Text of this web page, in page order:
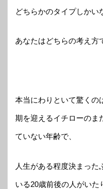
どちらかのタイプしかい
あなたはどちらの考え方
本当にわりといて驚くの
期を迎えるイチローのま
ていない年齢で、
人生がある程度決まった
いる20歳前後の人がいた